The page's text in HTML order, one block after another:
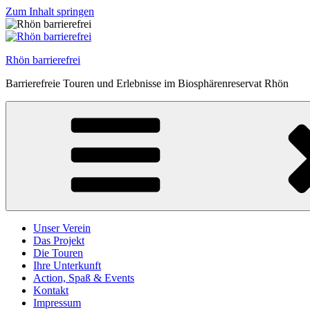
Zum Inhalt springen
Rhön barrierefrei
Barrierefreie Touren und Erlebnisse im Biosphärenreservat Rhön
Unser Verein
Das Projekt
Die Touren
Ihre Unterkunft
Action, Spaß & Events
Kontakt
Impressum